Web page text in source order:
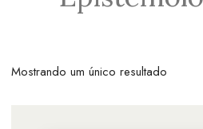
Mostrando um único resultado